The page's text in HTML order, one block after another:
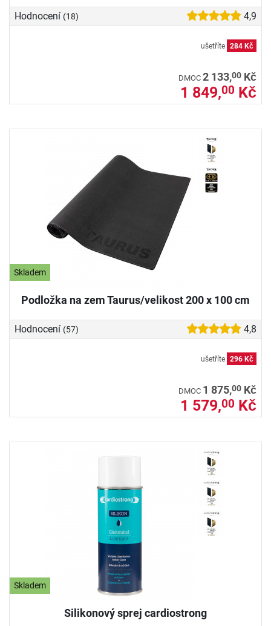
Hodnocení (18) 4,9
ušetříte 284 Kč
DMOC 2 133,00 Kč
1 849,00 Kč
Skladem
Podložka na zem Taurus/velikost 200 x 100 cm
Hodnocení (57) 4,8
ušetříte 296 Kč
DMOC 1 875,00 Kč
1 579,00 Kč
Skladem
Silikonový sprej cardiostrong